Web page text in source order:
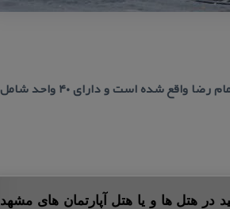
در هتل ها و یا هتل آپارتمان های مشهد